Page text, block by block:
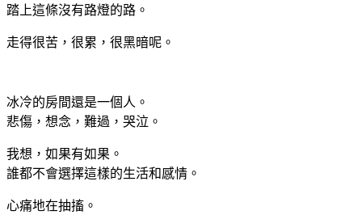
踏上這條沒有路燈的路。
走得很苦，很累，很黑暗呢。
冰冷的房間還是一個人。
悲傷，想念，難過，哭泣。
我想，如果有如果。
誰都不會選擇這樣的生活和感情。
心痛地在抽搐。